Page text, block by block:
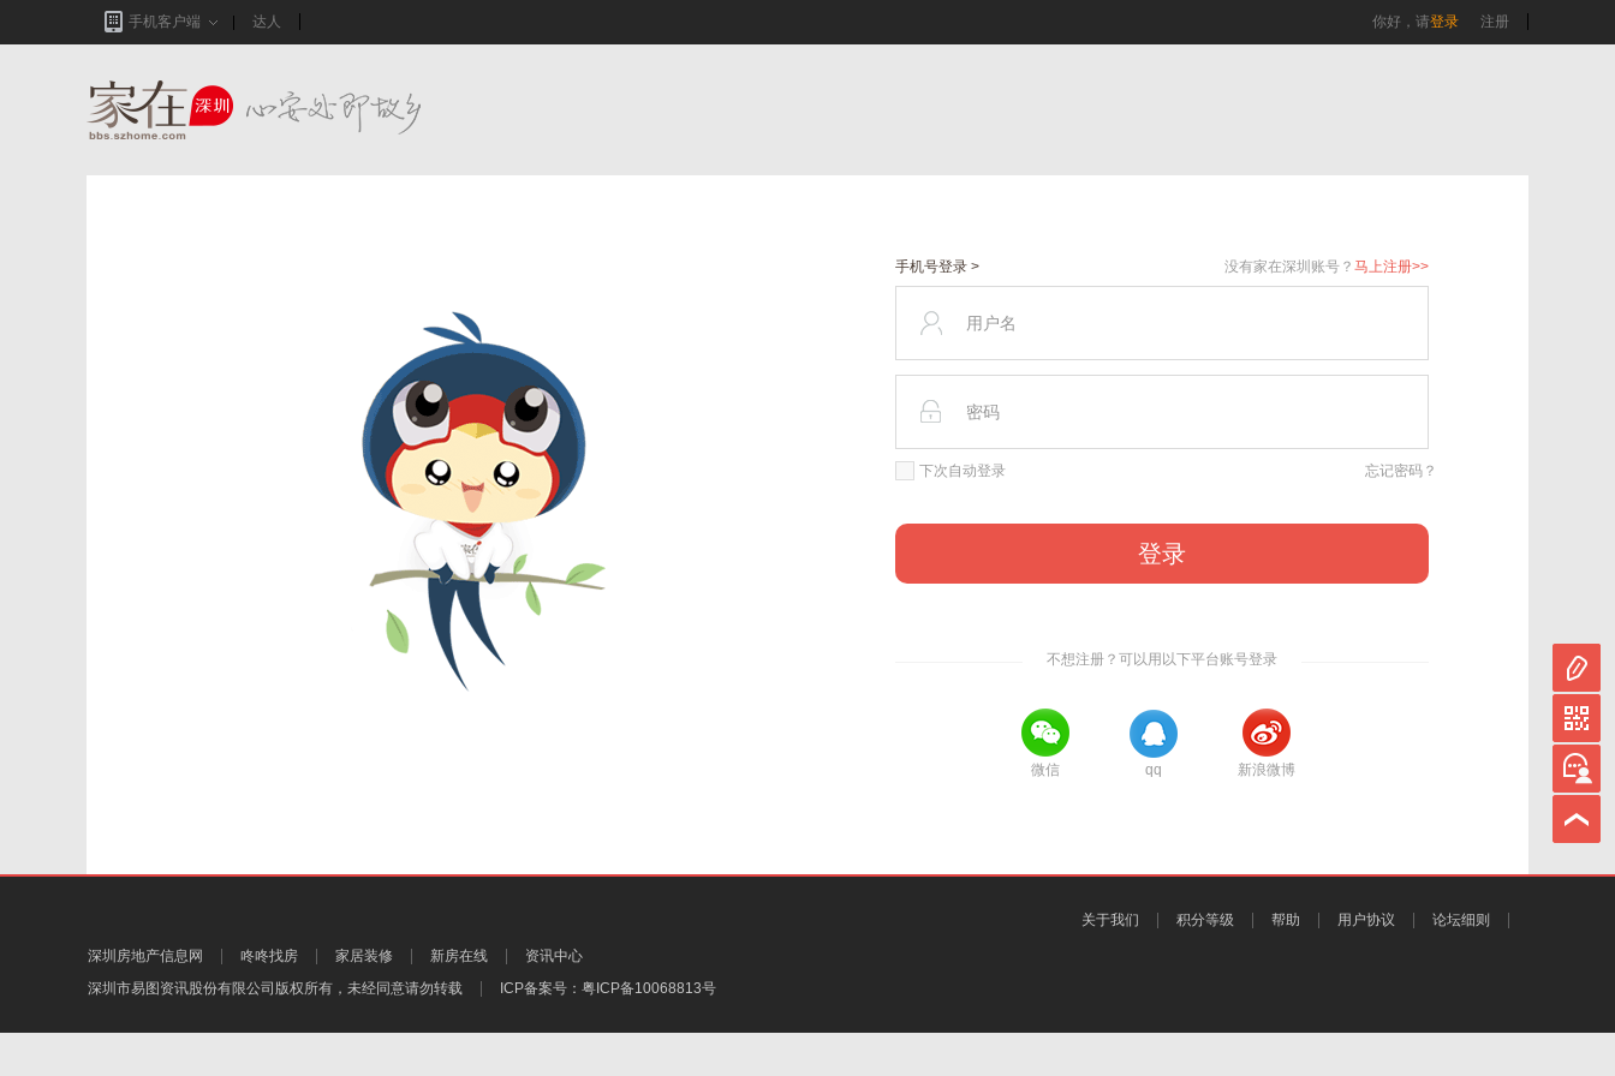
手机客户端 达人 你好，请登录 注册
手机号登录 > 没有家在深圳账号？ 马上注册>>
下次自动登录 忘记密码？
登录
不想注册？可以用以下平台账号登录
微信 qq 新浪微博
深圳房地产信息网 咚咚找房 家居装修 新房在线
资讯中心
深圳市易图资讯股份有限公司 版权所有，未经同意请勿转载 ICP备案号： 粤ICP备10068813号
关于我们 积分等级 帮助 用户协议 论坛细则